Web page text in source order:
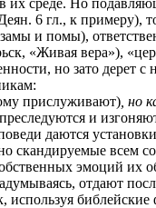
6 гл., к примеру),
замы и помы),
«Живая вера»),
но зато дерет
прислуживают) , но
и
даются
скандируемые всем
эмоций их
отдают
используя